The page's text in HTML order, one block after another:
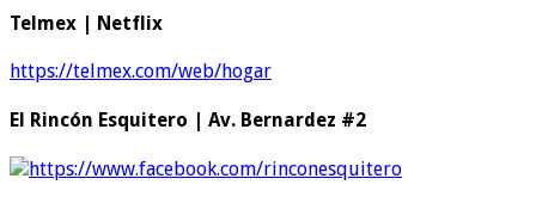
Telmex | Netflix
https://telmex.com/web/hogar
El Rincón Esquitero | Av. Bernardez #2
https://www.facebook.com/rinconesquitero